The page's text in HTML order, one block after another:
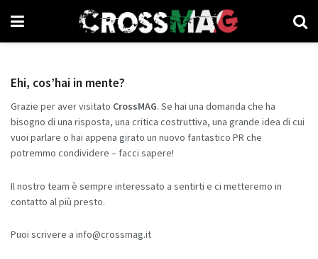
Ehi, cos’hai in mente?
Grazie per aver visitato CrossMAG. Se hai una domanda che ha
bisogno di una risposta, una critica costruttiva, una grande idea di cui
vuoi parlare o hai appena girato un nuovo fantastico PR che
potremmo condividere – facci sapere!
Il nostro team è sempre interessato a sentirti e ci metteremo in
contatto al più presto.
Puoi scrivere a info@crossmag.it